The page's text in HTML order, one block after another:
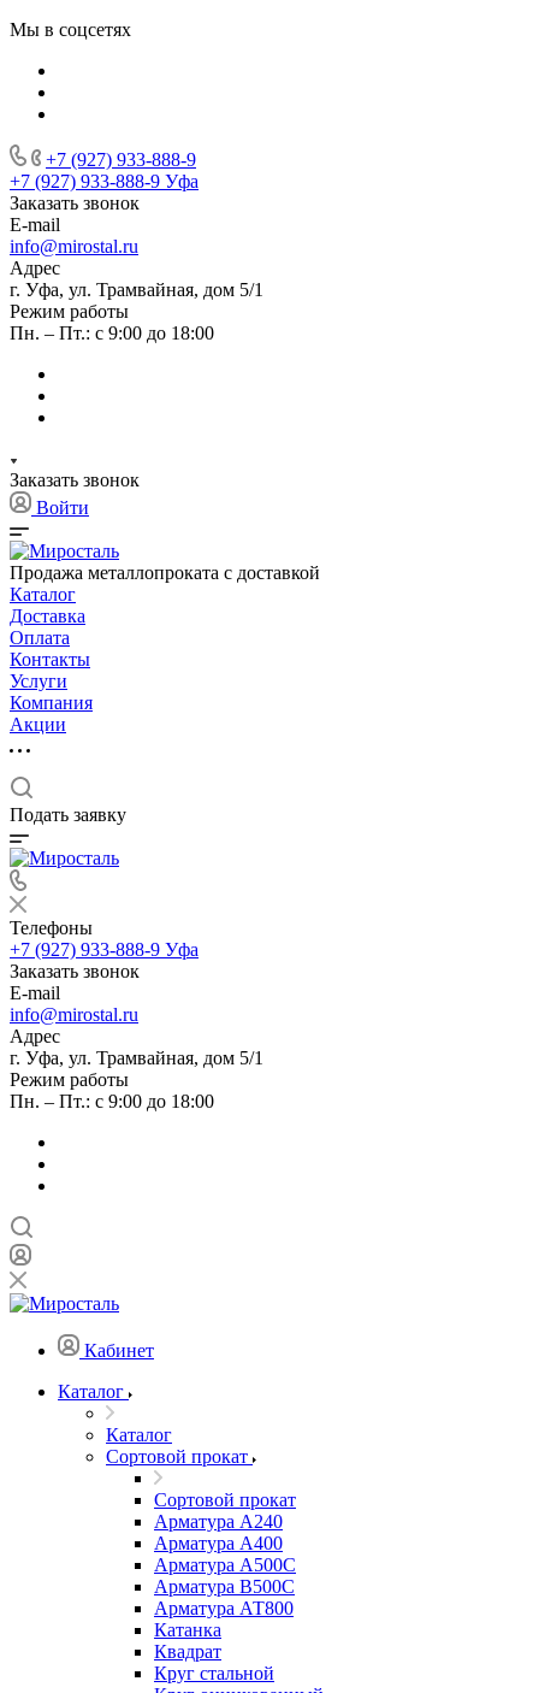
Мы в соцсетях
+7 (927) 933-888-9
+7 (927) 933-888-9 Уфа
Заказать звонок
E-mail
info@mirostal.ru
Адрес
г. Уфа, ул. Трамвайная, дом 5/1
Режим работы
Пн. – Пт.: с 9:00 до 18:00
Заказать звонок
Войти
Продажа металлопроката с доставкой
Каталог
Доставка
Оплата
Контакты
Услуги
Компания
Акции
Подать заявку
Телефоны
+7 (927) 933-888-9 Уфа
Заказать звонок
E-mail
info@mirostal.ru
Адрес
г. Уфа, ул. Трамвайная, дом 5/1
Режим работы
Пн. – Пт.: с 9:00 до 18:00
Кабинет
Каталог
Каталог
Сортовой прокат
Сортовой прокат
Арматура А240
Арматура А400
Арматура А500C
Арматура В500С
Арматура АТ800
Катанка
Квадрат
Круг стальной